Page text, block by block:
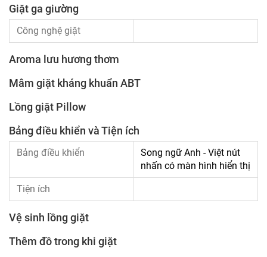
Giặt ga giường
Công nghệ giặt
Aroma lưu hương thơm
Mâm giặt kháng khuẩn ABT
Lồng giặt Pillow
Bảng điều khiển và Tiện ích
Bảng điều khiển
Song ngữ Anh - Việt nút
nhấn có màn hình hiển thị
Tiện ích
Vệ sinh lồng giặt
Thêm đồ trong khi giặt